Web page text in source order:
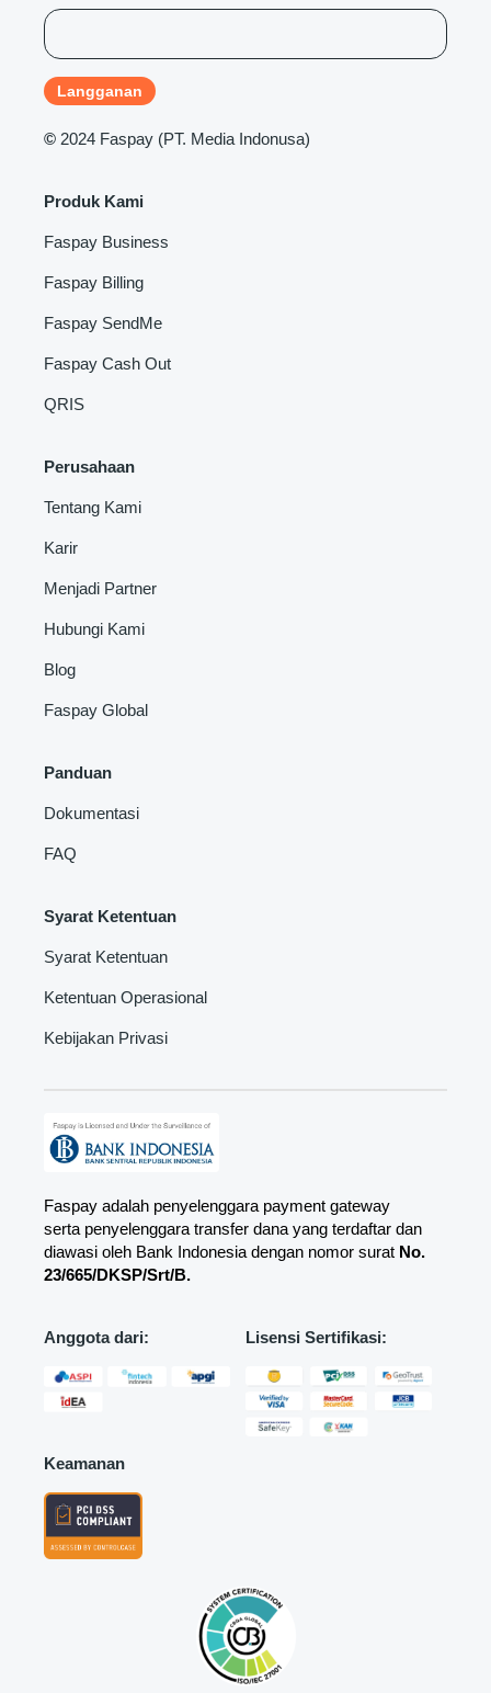
© 2024 Faspay (PT. Media Indonusa)
Produk Kami
Faspay Business
Faspay Billing
Faspay SendMe
Faspay Cash Out
QRIS
Perusahaan
Tentang Kami
Karir
Menjadi Partner
Hubungi Kami
Blog
Faspay Global
Panduan
Dokumentasi
FAQ
Syarat Ketentuan
Syarat Ketentuan
Ketentuan Operasional
Kebijakan Privasi
Faspay adalah penyelenggara payment gateway
serta penyelenggara transfer dana yang terdaftar dan
diawasi oleh Bank Indonesia dengan nomor surat No.
23/665/DKSP/Srt/B.
Anggota dari: Lisensi Sertifikasi:
Keamanan